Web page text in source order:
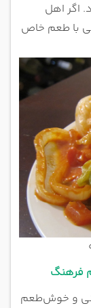
اگر اهل
با طعم خاص
فرهنگ
و خوش‌طعم